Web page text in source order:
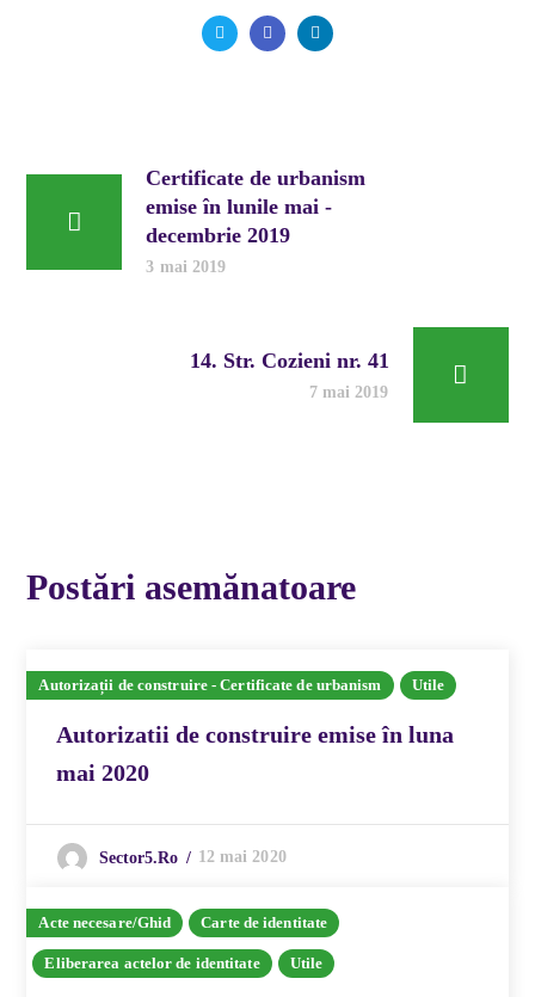
Certificate de urbanism
emise în lunile mai -
decembrie 2019
3 mai 2019
14. Str. Cozieni nr. 41
7 mai 2019
Postări asemănatoare
Autorizații de construire - Certificate de urbanism Utile
Autorizatii de construire emise în luna
mai 2020
Sector5.ro 12 mai 2020
Acte necesare/Ghid Carte de identitate
Eliberarea actelor de identitate Utile